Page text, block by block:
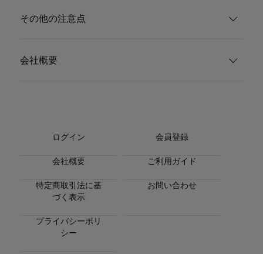
その他の注意点
会社概要
ログイン 会員登録
会社概要 ご利用ガイド
特定商取引法に基
づく表示
お問い合わせ
プライバシーポリ
シー